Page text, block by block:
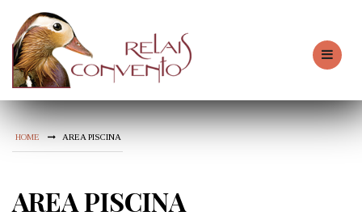
HOME AREA PISCINA
AREA PISCINA